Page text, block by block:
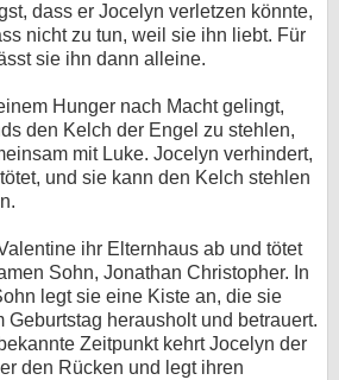
dass er Jocelyn verletzen könnte,
nicht zu tun, weil sie ihn liebt. Für
sie ihn dann alleine.
Hunger nach Macht gelingt,
den Kelch der Engel zu stehlen,
mit Luke. Jocelyn verhindert,
und sie kann den Kelch stehlen
ihr Elternhaus ab und tötet
Sohn, Jonathan Christopher. In
legt sie eine Kiste an, die sie
Geburtstag herausholt und betrauert.
Zeitpunkt kehrt Jocelyn der
den Rücken und legt ihren